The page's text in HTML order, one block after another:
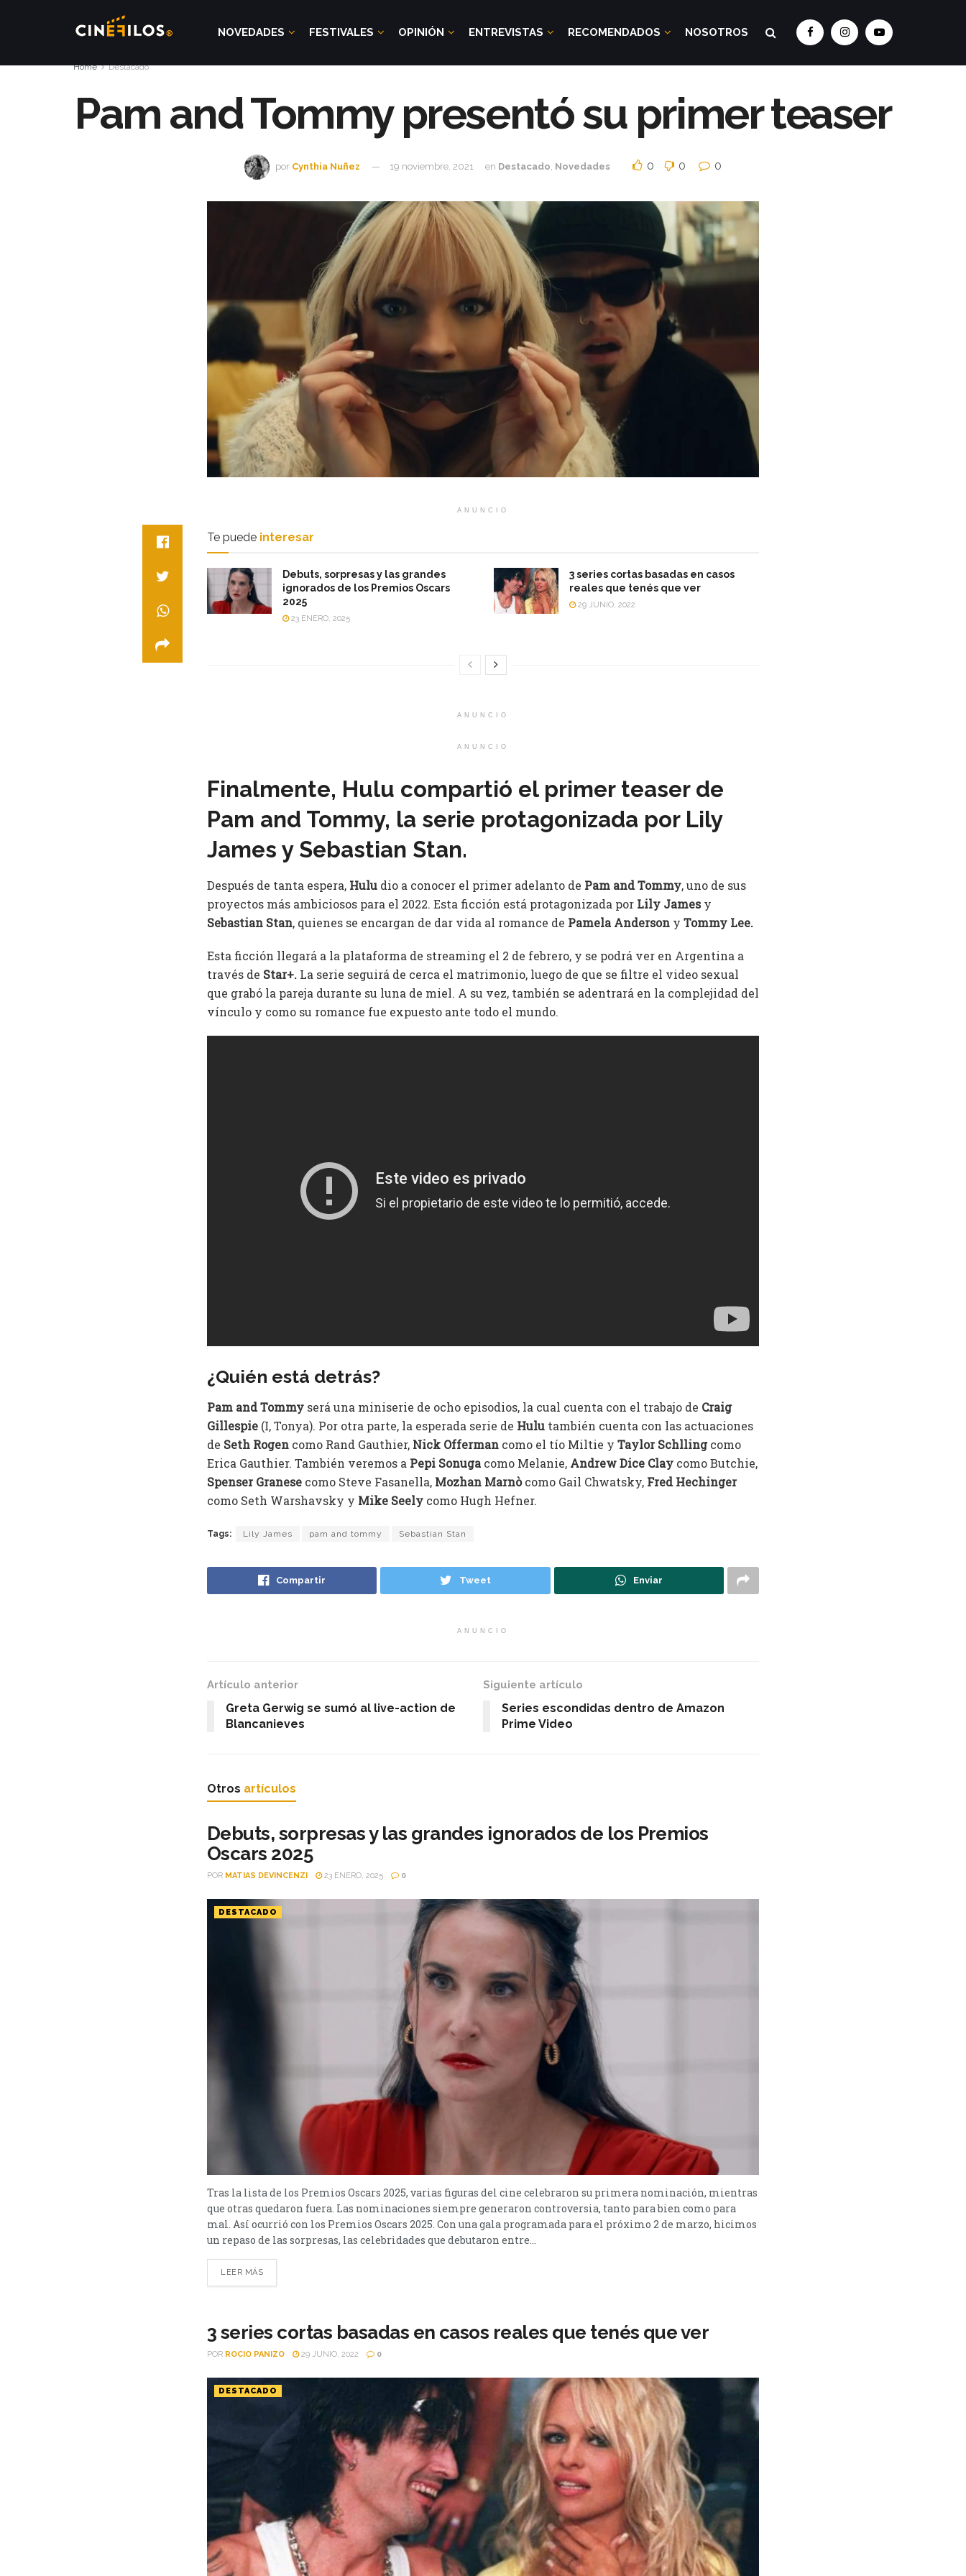
NOVEDADES FESTIVALES OPINIÓN ENTREVISTAS RECOMENDADOS NOSOTROS
Home Destacado
Pam and Tommy presentó su primer teaser
por Cynthia Nuñez 19 noviembre, 2021 en Destacado Novedades 0 0 0
ANUNCIO
Te puede interesar
Debuts, sorpresas y las grandes
ignorados de los Premios Oscars
2025
23 ENERO, 2025
3 series cortas basadas en casos
reales que tenés que ver
29 JUNIO, 2022
ANUNCIO
ANUNCIO
Finalmente, Hulu compartió el primer teaser de
Pam and Tommy, la serie protagonizada por Lily
James y Sebastian Stan.
Después de tanta espera, Hulu dio a conocer el primer adelanto de Pam and Tommy, uno de sus
proyectos más ambiciosos para el 2022. Esta ficción está protagonizada por Lily Jamesy
Sebastian Stan, quienes se encargan de dar vida al romance de Pamela Anderson y Tommy Lee.
Esta ficción llegará a la plataforma de streaming el 2 de febrero, y se podrá ver en Argentina a
través de Star+. La serie seguirá de cerca el matrimonio, luego de que se filtre el video sexual
que grabó la pareja durante su luna de miel. A su vez, también se adentrará en la complejidad del
vínculo y como su romance fue expuesto ante todo el mundo.
¿Quién está detrás?
Pam and Tommy será una miniserie de ocho episodios, la cual cuenta con el trabajo de Craig
Gillespie (I, Tonya). Por otra parte, la esperada serie de Hulu también cuenta con las actuaciones
de Seth Rogen como Rand Gauthier, Nick Offerman como el tío Miltie y Taylor Schllingcomo
Erica Gauthier. También veremos a Pepi Sonugacomo Melanie, Andrew Dice Clay como Butchie,
Spenser Granese como Steve Fasanella, Mozhan Marnòcomo Gail Chwatsky, Fred Hechinger
como Seth Warshavsky y Mike Seely como Hugh Hefner.
Tags: Lily James pam and tommy Sebastian Stan
Compartir Tweet Enviar
ANUNCIO
Artículo anterior
Greta Gerwig se sumó al live-action de
Blancanieves
Siguiente artículo
Series escondidas dentro de Amazon
Prime Video
Otros artículos
Debuts, sorpresas y las grandes ignorados de los Premios
Oscars 2025
POR MATIAS DEVINCENZI 23 ENERO, 2025 0
DESTACADO
Tras la lista de los Premios Oscars 2025, varias figuras del cine celebraron su primera nominación, mientras
que otras quedaron fuera. Las nominaciones siempre generaron controversia, tanto para bien como para
mal. Así ocurrió con los Premios Oscars 2025. Con una gala programada para el próximo 2 de marzo, hicimos
un repaso de las sorpresas, las celebridades que debutaron entre...
LEER MÁS
3 series cortas basadas en casos reales que tenés que ver
POR ROCIO PANIZO 29 JUNIO, 2022 0
DESTACADO